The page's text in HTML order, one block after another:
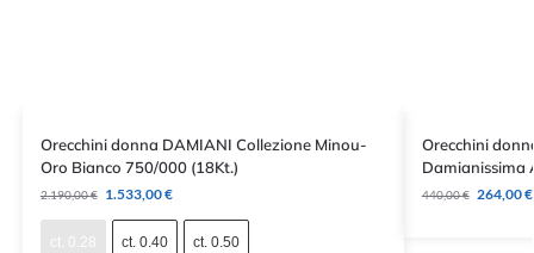
Orecchini donna DAMIANI Collezione Minou-
Oro Bianco 750/000 (18Kt.)
2.190,00€ 1.533,00€
ct. 0.28 ct. 0.40 ct. 0.50
Orecchini
Damianissima
440,00€ 264,00€